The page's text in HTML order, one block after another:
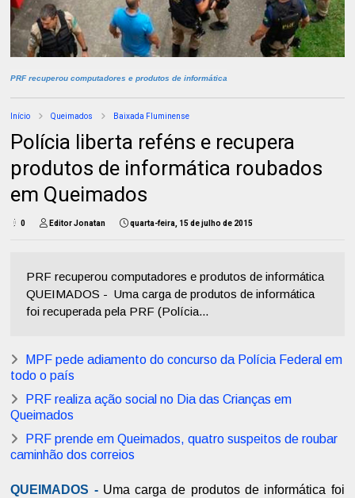
PRF recuperou computadores e produtos de informática
Início Queimados Baixada Fluminense
Polícia liberta reféns e recupera
produtos de informática roubados
em Queimados
0 Editor Jonatan quarta-feira, 15 de julho de 2015
PRF recuperou computadores e produtos de informática
QUEIMADOS - Uma carga de produtos de informática
foi recuperada pela PRF (Polícia...
MPF pede adiamento do concurso da Polícia Federal em
todo o país
PRF realiza ação social no Dia das Crianças em
Queimados
PRF prende em Queimados, quatro suspeitos de roubar
caminhão dos correios
QUEIMADOS - Uma carga de produtos de informática foi